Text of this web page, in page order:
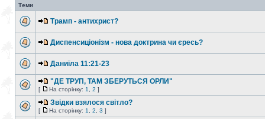
Теми
Трамп - антихрист?
Диспенсиціонізм - нова доктрина чи єресь?
Даниїла 11:21-23
"ДЕ ТРУП, ТАМ ЗБЕРУТЬСЯ ОРЛИ"
[ На сторінку: 1 2 ]
Звідки взялося світло?
[ На сторінку: 1 2 3 ]